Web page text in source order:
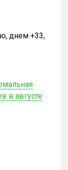
днем +33,
в августе